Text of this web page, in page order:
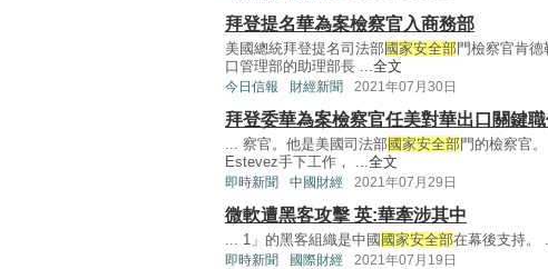
拜登提名華為案檢察官入商務部
美國總統拜登提名司法部國家安全部門檢察官肯
口管理部的助理部長 ...全文
今日信報 財經新聞 2021年07月30日
拜登委華為案檢察官任美對華出口關鍵
... 察官。他是美國司法部國家安全部門的檢察官
Estevez手下工作， ...全文
即時新聞 中國財經 2021年07月29日
微軟遭黑客攻擊 英:華牽涉其中
... 1」的黑客組織是中國 國家安全部在幕後支持。
即時新聞 國際財經 2021年07月19日